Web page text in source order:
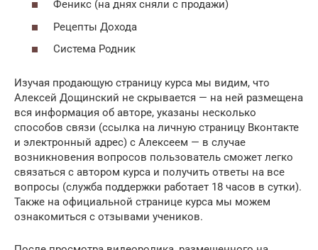
Феникс (на днях сняли с продажи)
Рецепты Дохода
Система Родник
Изучая продающую страницу курса мы видим, что
Алексей Дощинский не скрывается — на ней размещена
вся информация об авторе, указаны несколько
способов связи (ссылка на личную страницу Вконтакте
и электронный адрес) с Алексеем — в случае
возникновения вопросов пользователь сможет легко
связаться с автором курса и получить ответы на все
вопросы (служба поддержки работает 18 часов в сутки).
Также на официальной странице курса мы можем
ознакомиться с отзывами учеников.